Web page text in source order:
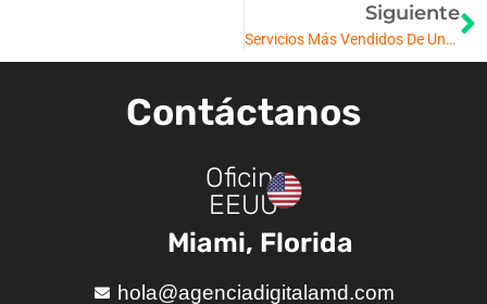
Siguiente
Servicios Más Vendidos De Una Agencia Digital En Miami.
Contáctanos
Oficina
EEUU
Miami, Florida
hola@agenciadigitalamd.com